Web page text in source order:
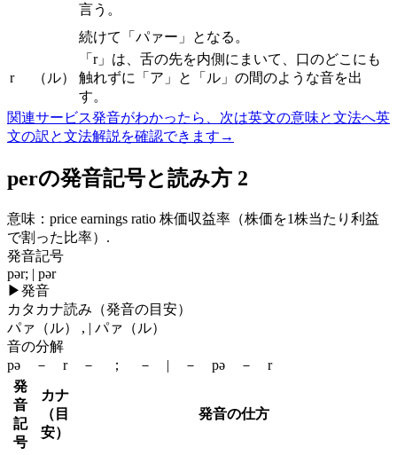
言う。
続けて「パァー」となる。
r （ル）
「r」は、舌の先を内側にまいて、口のどこにも
触れずに「ア」と「ル」の間のような音を出
す。
関連サービス発音がわかったら、次は英文の意味と文法へ英
文の訳と文法解説を確認できます →
perの発音記号と読み方 2
意味： price earnings ratio 株価収益率（株価を1株当たり利益
で割った比率）.
発音記号
pər; | pər
▶発音
カタカナ読み（発音の目安）
パァ（ル） , | パァ（ル）
音の分解
pə － r － ； － | － pə － r
発
音
記
号
カナ
（目
安）
発音の仕方